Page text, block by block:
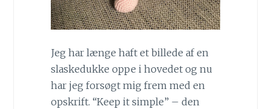
Jeg har længe haft et billede af en
slaskedukke oppe i hovedet og nu
har jeg forsøgt mig frem med en
opskrift. “Keep it simple” – den